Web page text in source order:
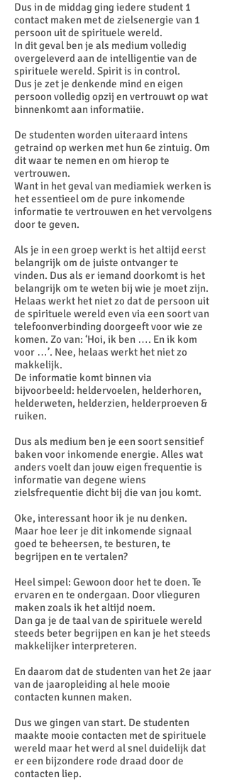
Dus in de middag ging iedere student 1
contact maken met de zielsenergie van 1
persoon uit de spirituele wereld.
In dit geval ben je als medium volledig
overgeleverd aan de intelligentie van de
spirituele wereld. Spirit is in control.
Dus je zet je denkende mind en eigen
persoon volledig opzij en vertrouwt op wat
binnenkomt aan informatiie.
De studenten worden uiteraard intens
getraind op werken met hun 6e zintuig. Om
dit waar te nemen en om hierop te
vertrouwen.
Want in het geval van mediamiek werken is
het essentieel om de pure inkomende
informatie te vertrouwen en het vervolgens
door te geven.
Als je in een groep werkt is het altijd eerst
belangrijk om de juiste ontvanger te
vinden. Dus als er iemand doorkomt is het
belangrijk om te weten bij wie je moet zijn.
Helaas werkt het niet zo dat de persoon uit
de spirituele wereld even via een soort van
telefoonverbinding doorgeeft voor wie ze
komen. Zo van: ‘Hoi, ik ben …. En ik kom
voor …’. Nee, helaas werkt het niet zo
makkelijk.
De informatie komt binnen via
bijvoorbeeld: heldervoelen, helderhoren,
helderweten, helderzien, helderproeven &
ruiken.
Dus als medium ben je een soort sensitief
baken voor inkomende energie. Alles wat
anders voelt dan jouw eigen frequentie is
informatie van degene wiens
zielsfrequentie dicht bij die van jou komt.
Oke, interessant hoor ik je nu denken.
Maar hoe leer je dit inkomende signaal
goed te beheersen, te besturen, te
begrijpen en te vertalen?
Heel simpel: Gewoon door het te doen. Te
ervaren en te ondergaan. Door vlieguren
maken zoals ik het altijd noem.
Dan ga je de taal van de spirituele wereld
steeds beter begrijpen en kan je het steeds
makkelijker interpreteren.
En daarom dat de studenten van het 2e jaar
van de jaaropleiding al hele mooie
contacten kunnen maken.
Dus we gingen van start. De studenten
maakte mooie contacten met de spirituele
wereld maar het werd al snel duidelijk dat
er een bijzondere rode draad door de
contacten liep.